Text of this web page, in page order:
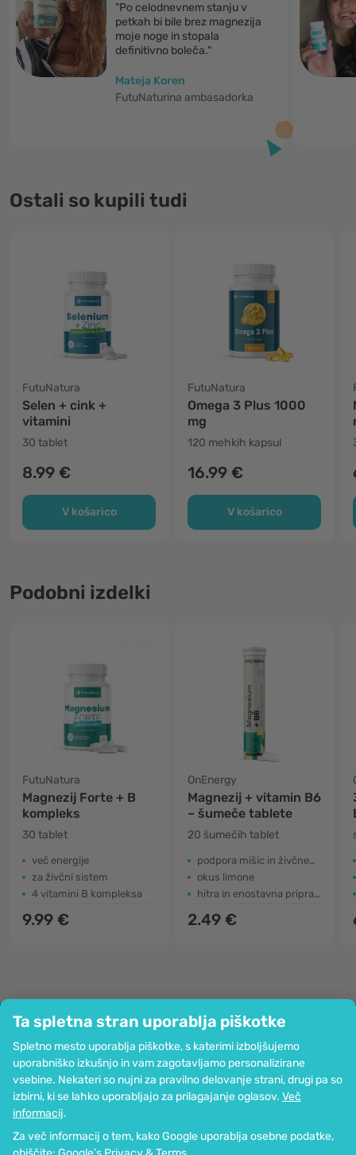
Ta spletna stran uporablja piškotke
Spletno mesto uporablja piškotke, s katerimi izboljšujemo
uporabniško izkušnjo in vam zagotavljamo personalizirane
vsebine. Nekateri so nujni za pravilno delovanje strani, drugi pa so
izbirni, ki se lahko uporabljajo za prilagajanje oglasov. Več
informacij.
Za več informacij o tem, kako Google uporablja osebne podatke,
"Po celodnevnem stanju v
petkah bi bile brez magnezija
moje noge in stopala
definitivno boleča."
Mateja Koren
FutuNaturina ambasadorka
Ostali so kupili tudi
FutuNatura
Selen + cink +
vitamini
30 tablet
8.99 €
V košarico
FutuNatura
Omega 3 Plus 1000
mg
120 mehkih kapsul
16.99 €
V košarico
Podobni izdelki
FutuNatura
Magnezij Forte + B
kompleks
30 tablet
več energije
za živčni sistem
4 vitamini B kompleksa
9.99 €
OnEnergy
Magnezij + vitamin B6
– šumeče tablete
20 šumečih tablet
podpora mišic in živčnega sistema
okus limone
hitra in enostavna priprava
2.49 €
Podjetje
Informacije
Pridružite se nam
Pomoč in naročila
Možnost kartičnega plačevanja. Zagotovljena zaščita osebnih podatkov